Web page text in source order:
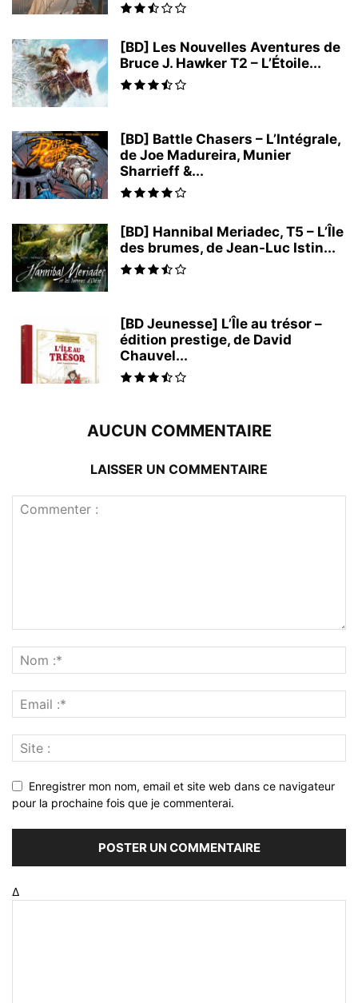
[BD] Les Nouvelles Aventures de
Bruce J. Hawker T2 – L’Étoile...
[BD] Battle Chasers – L’Intégrale,
de Joe Madureira, Munier
Sharrieff &...
[BD] Hannibal Meriadec, T5 – L’Île
des brumes, de Jean-Luc Istin...
[BD Jeunesse] L’Île au trésor –
édition prestige, de David
Chauvel...
AUCUN COMMENTAIRE
LAISSER UN COMMENTAIRE
Enregistrer mon nom, email et site web dans ce navigateur
pour la prochaine fois que je commenterai.
Δ